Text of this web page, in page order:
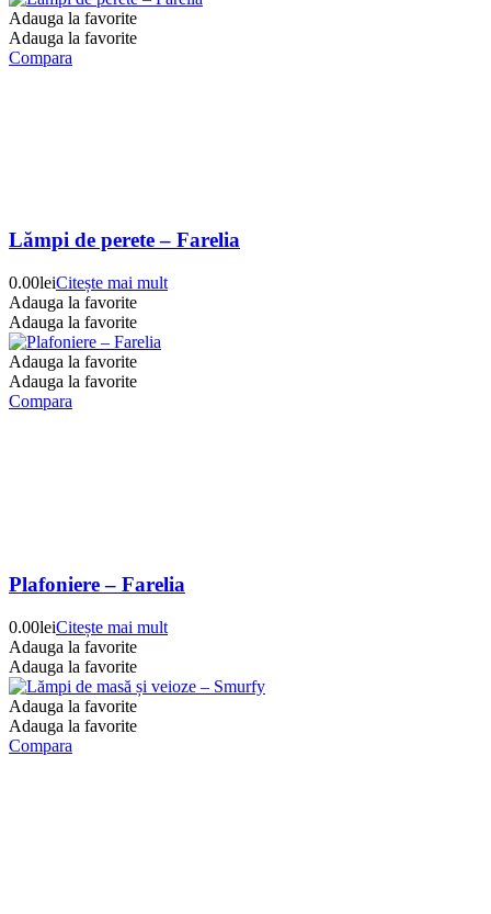
Adauga la favorite
Adauga la favorite
Compara
Lămpi de perete – Farelia
0.00leiCitește mai mult
Adauga la favorite
Adauga la favorite
Adauga la favorite
Adauga la favorite
Compara
Plafoniere – Farelia
0.00leiCitește mai mult
Adauga la favorite
Adauga la favorite
Adauga la favorite
Adauga la favorite
Compara